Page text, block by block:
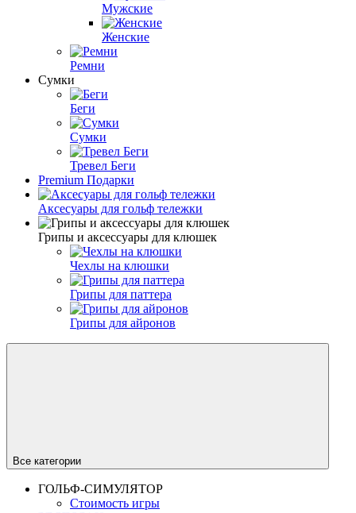
Мужские
Женские
Ремни
Сумки
Беги
Сумки
Тревел Беги
Premium Подарки
Аксесуары для гольф тележки
Грипы и аксессуары для клюшек
Чехлы на клюшки
Грипы для паттера
Грипы для айронов
Все категории
ГОЛЬФ-СИМУЛЯТОР
Стоимость игры